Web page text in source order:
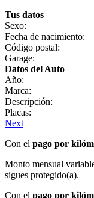
Tus datos
Sexo:
Fecha de nacimiento:
Código postal:
Garage:
Datos del Auto
Año:
Marca:
Descripción:
Placas:
Next
Con el pago por
Monto mensual
sigues protegido(a).
Con el pago por